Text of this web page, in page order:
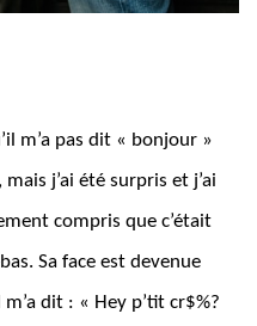
m’a pas dit « bonjour »
j’ai été surpris et j’ai
compris que c’était
Sa face est devenue
dit : « Hey p’tit cr$%?